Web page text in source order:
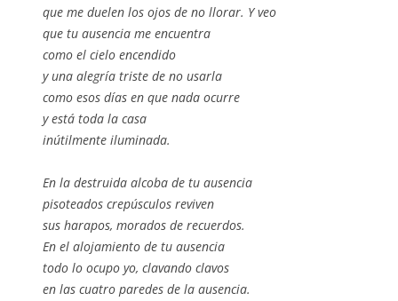
que me duelen los ojos de no llorar. Y veo
que tu ausencia me encuentra
como el cielo encendido
y una alegría triste de no usarla
como esos días en que nada ocurre
y está toda la casa
inútilmente iluminada.
En la destruida alcoba de tu ausencia
pisoteados crepúsculos reviven
sus harapos, morados de recuerdos.
En el alojamiento de tu ausencia
todo lo ocupo yo, clavando clavos
en las cuatro paredes de la ausencia.